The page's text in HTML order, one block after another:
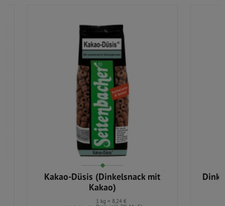
Kakao-Düsis (Dinkelsnack mit
Kakao)
1 kg = 8,24 €